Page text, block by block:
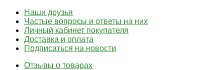
Наши друзья
Частые вопросы и ответы на них
Личный кабинет покупателя
Доставка и оплата
Подписаться на новости
Отзывы о товарах